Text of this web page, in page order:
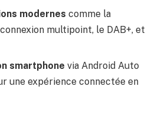
modernes comme la
multipoint, le DAB+, et
smartphone via Android Auto
une expérience connectée en